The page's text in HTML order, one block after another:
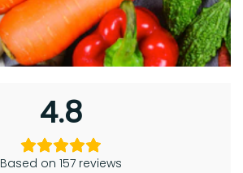
4.8
Based on 157 reviews